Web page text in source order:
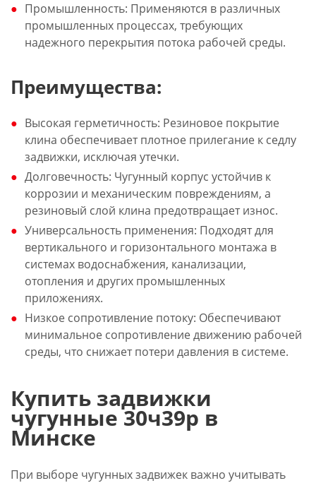
Промышленность: Применяются в различных
промышленных процессах, требующих
надежного перекрытия потока рабочей среды.
Преимущества:
Высокая герметичность: Резиновое покрытие
клина обеспечивает плотное прилегание к седлу
задвижки, исключая утечки.
Долговечность: Чугунный корпус устойчив к
коррозии и механическим повреждениям, а
резиновый слой клина предотвращает износ.
Универсальность применения: Подходят для
вертикального и горизонтального монтажа в
системах водоснабжения, канализации,
отопления и других промышленных
приложениях.
Низкое сопротивление потоку: Обеспечивают
минимальное сопротивление движению рабочей
среды, что снижает потери давления в системе.
Купить задвижки
чугунные 30ч39р в
Минске
При выборе чугунных задвижек важно учитывать